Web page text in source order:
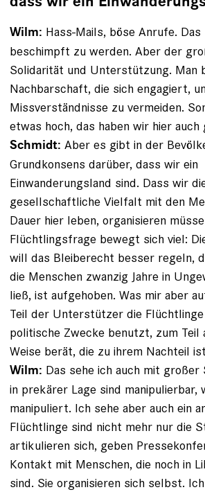
Wilm: Hass-Mails, böse Anrufe.
beschimpft zu werden. Aber der
Solidarität und Unterstützung. Man
Nachbarschaft, die sich engagiert,
Missverständnisse zu vermeiden.
etwas hoch, das haben wir hier
Schmidt: Aber es gibt in der
Grundkonsens darüber, dass wir ein
Einwanderungsland sind. Dass wir
gesellschaftliche Vielfalt mit den
Dauer hier ­leben, organisieren
Flüchtlingsfrage bewegt sich viel:
will das Bleiberecht besser regeln,
die Menschen zwanzig Jahre in
ließ, ist aufgehoben. Was mir aber
Teil der Unterstützer die
politische Zwecke benutzt, zum Teil
Weise berät, die zu ihrem Nachteil
Wilm: Das sehe ich auch mit großer
in prekärer Lage sind manipulierbar,
manipuliert. Ich sehe aber auch ein
Flüchtlinge sind nicht mehr nur die
artikulieren sich, geben
Kontakt mit Menschen, die noch in
sind. Sie organisieren sich selbst.